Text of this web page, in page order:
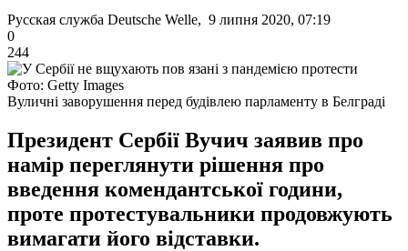
Русская служба Deutsche Welle, 9 липня 2020, 07:19
0
244
Фото: Getty Images
Вуличні заворушення перед будівлею парламенту в Белграді
Президент Сербії Вучич заявив про
намір переглянути рішення про
введення комендантської години,
проте протестувальники продовжують
вимагати його відставки.